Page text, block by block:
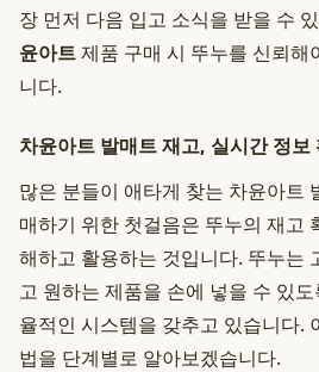
장 먼저 다음 입고 소식을 받을 수
윤아트제품 구매 시 뚜누를 신뢰해
니다.
차윤아트 발매트 재고, 실시간 정보
많은 분들이 애타게 찾는 차윤아트
매하기 위한 첫걸음은 뚜누의 재고
해하고 활용하는 것입니다. 뚜누는
고 원하는 제품을 손에 넣을 수 있
율적인 시스템을 갖추고 있습니다.
법을 단계별로 알아보겠습니다.